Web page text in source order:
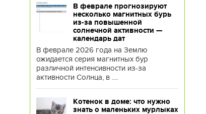
В феврале прогнозируют
несколько магнитных бурь
из-за повышенной
солнечной активности —
календарь дат
В феврале 2026 года на Землю
ожидается серия магнитных бур
различной интенсивности из-за
активности Солнца, в ....
Котенок в доме: что нужно
знать о маленьких мурлыках